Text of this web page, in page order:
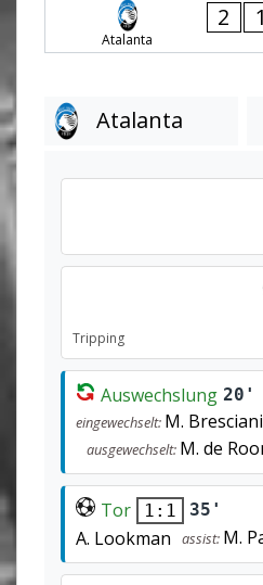
Atalanta
2 1
Atalanta
Tripping
Auswechslung 20'
eingewechselt: M.
ausgewechselt: M. de
Tor 1:1 35'
A. Lookman assist: M.